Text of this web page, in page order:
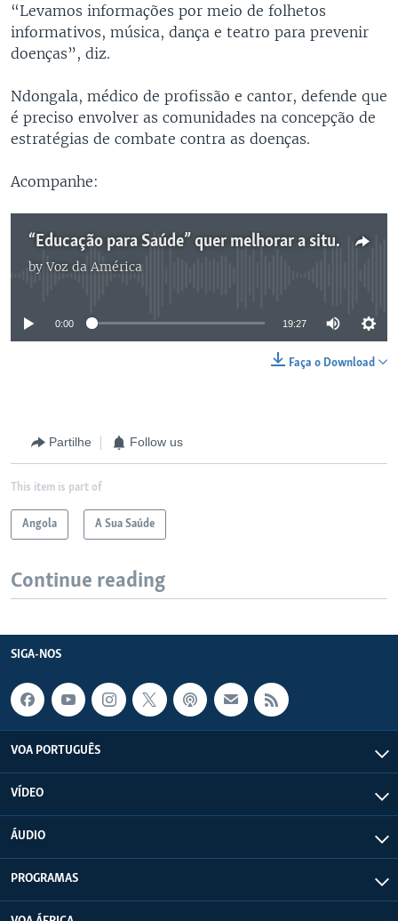
“Levamos informações por meio de folhetos
informativos, música, dança e teatro para prevenir
doenças”, diz.
Ndongala, médico de profissão e cantor, defende que
é preciso envolver as comunidades na concepção de
estratégias de combate contra as doenças.
Acompanhe:
“Educação para Saúde” quer melhorar a situação dos mais carenciados de Luanda
byVoz da América
No media source currently available
0:00 19:27
Faça o Download
Partilhe Follow us
This item is part of
Angola A Sua Saúde
Continue reading
SIGA-NOS
VOA PORTUGUÊS
VÍDEO
ÁUDIO
PROGRAMAS